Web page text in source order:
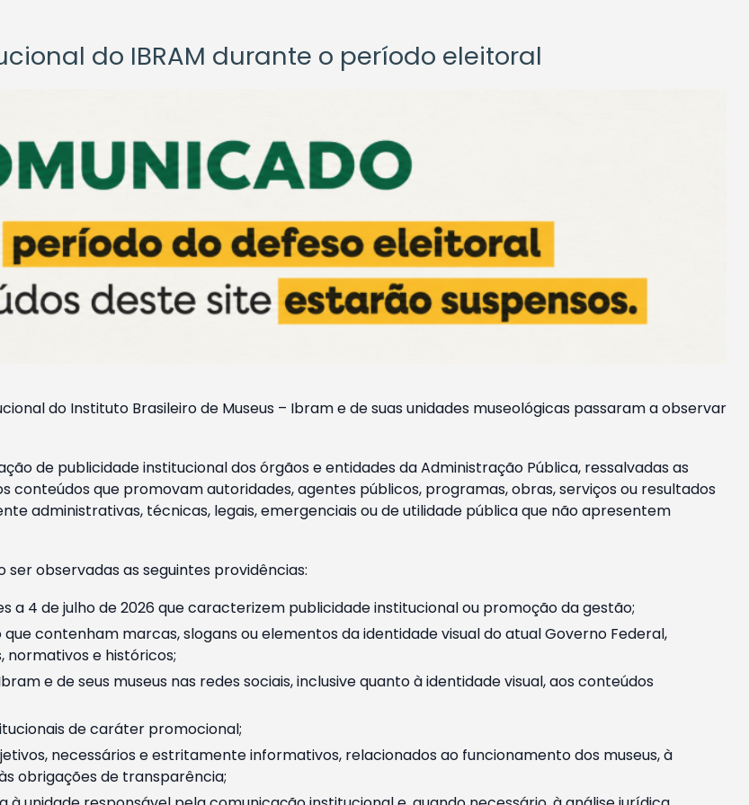
do IBRAM durante o período eleitoral
do Instituto Brasileiro de Museus – Ibram e de suas unidades museológicas passaram a observar
de publicidade institucional dos órgãos e entidades da Administração Pública, ressalvadas as
conteúdos que promovam autoridades, agentes públicos, programas, obras, serviços ou resultados
administrativas, técnicas, legais, emergenciais ou de utilidade pública que não apresentem
observadas as seguintes providências:
4 de julho de 2026 que caracterizem publicidade institucional ou promoção da gestão;
contenham marcas, slogans ou elementos da identidade visual do atual Governo Federal,
e históricos;
e de seus museus nas redes sociais, inclusive quanto à identidade visual, aos conteúdos
de caráter promocional;
necessários e estritamente informativos, relacionados ao funcionamento dos museus, à
obrigações de transparência;